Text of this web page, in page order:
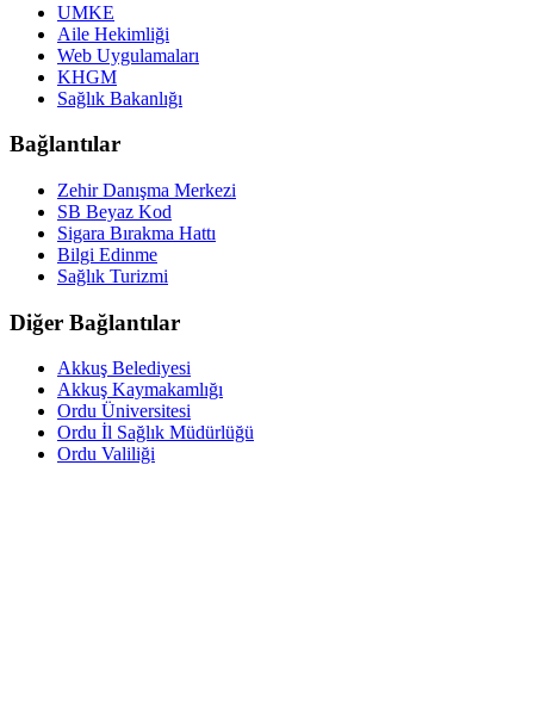
UMKE
Aile Hekimliği
Web Uygulamaları
KHGM
Sağlık Bakanlığı
Bağlantılar
Zehir Danışma Merkezi
SB Beyaz Kod
Sigara Bırakma Hattı
Bilgi Edinme
Sağlık Turizmi
Diğer Bağlantılar
Akkuş Belediyesi
Akkuş Kaymakamlığı
Ordu Üniversitesi
Ordu İl Sağlık Müdürlüğü
Ordu Valiliği